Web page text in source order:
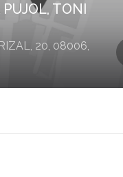
TONI
20, 08006,